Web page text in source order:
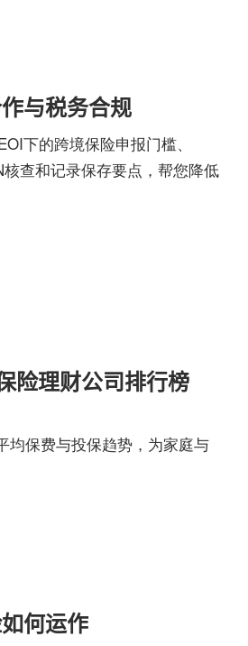
与税务合规
下的跨境保险申报门槛、
查和记录保存要点，帮您降低
险理财公司排行榜
均保费与投保趋势，为家庭与
何运作